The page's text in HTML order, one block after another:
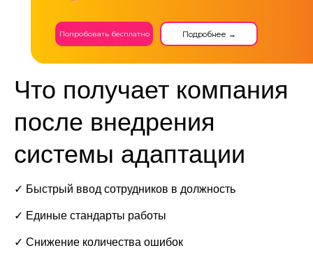
Подробнее →
Попробовать бесплатно
Что получает компания
после внедрения
системы адаптации
✓ Быстрый ввод сотрудников в должность
✓ Единые стандарты работы
✓ Снижение количества ошибок